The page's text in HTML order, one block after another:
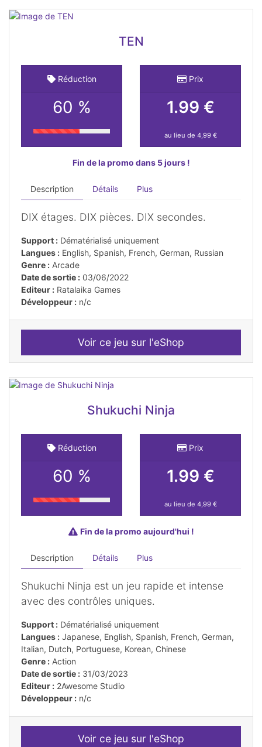
TEN
Réduction
60 %
Prix
1.99 €
au lieu de 4,99 €
Fin de la promo dans 5 jours !
Description Détails Plus
DIX étages. DIX pièces. DIX secondes.
Support : Dématérialisé uniquement
Langues : English, Spanish, French, German, Russian
Genre : Arcade
Date de sortie : 03/06/2022
Editeur : Ratalaika Games
Développeur : n/c
Voir ce jeu sur l'eShop
Shukuchi Ninja
Réduction
60 %
Prix
1.99 €
au lieu de 4,99 €
Fin de la promo aujourd'hui !
Description Détails Plus
Shukuchi Ninja est un jeu rapide et intense
avec des contrôles uniques.
Support : Dématérialisé uniquement
Langues : Japanese, English, Spanish, French, German,
Italian, Dutch, Portuguese, Korean, Chinese
Genre : Action
Date de sortie : 31/03/2023
Editeur : 2Awesome Studio
Développeur : n/c
Voir ce jeu sur l'eShop